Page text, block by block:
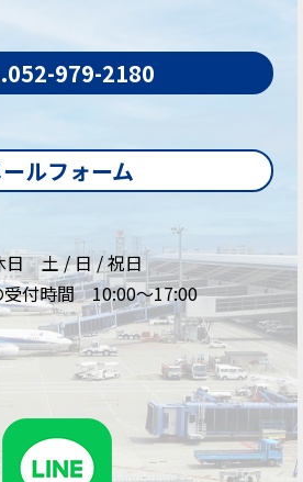
979-2180
ルフォーム
日 土 / 日 / 祝日
受付時間 10:00～17:00